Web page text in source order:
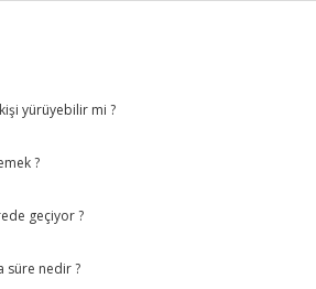
yürüyebilir mi ?
?
geçiyor ?
süre nedir ?